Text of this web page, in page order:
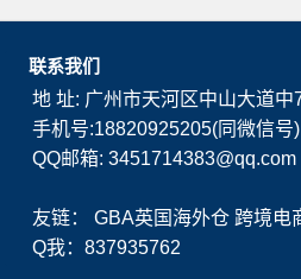
联系我们
地 址: 广州市天河区中山大道
手机号:18820925205(同微信号)
QQ邮箱: 3451714383@qq.com
友链：GBA英国海外仓 跨境电
Q我：837935762